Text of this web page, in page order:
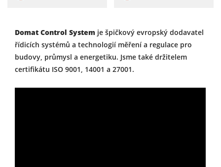
Domat Control System je špičkový evropský dodavatel
řídicích systémů a technologií měření a regulace pro
budovy, průmysl a energetiku. Jsme také držitelem
certifikátu ISO 9001, 14001 a 27001.